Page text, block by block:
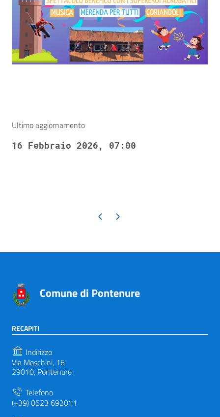
Ultimo aggiornamento
16 Febbraio 2026, 07:00
Pagina precedente
Pagina successiva
Comune di Pontenure
RECAPITI
Indirizzo
Via Moschini, 16
29010, Pontenure
Telefono
(+39) 0523 692011